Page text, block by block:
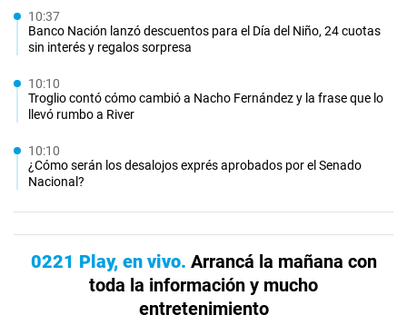
10:37
Banco Nación lanzó descuentos para el Día del Niño, 24 cuotas
sin interés y regalos sorpresa
10:10
Troglio contó cómo cambió a Nacho Fernández y la frase que lo
llevó rumbo a River
10:10
¿Cómo serán los desalojos exprés aprobados por el Senado
Nacional?
0221 Play, en vivo Arrancá la mañana con
toda la información y mucho
entretenimiento